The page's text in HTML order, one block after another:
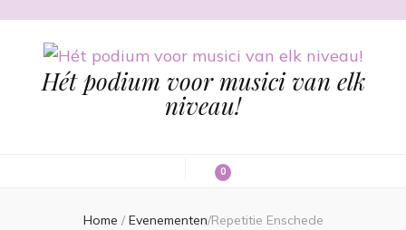
Hét podium voor musici van elk
niveau!
0
Home / Evenementen/Repetitie Enschede